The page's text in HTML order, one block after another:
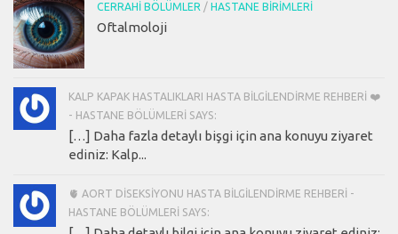
CERRAHI BÖLÜMLER / HASTANE BIRIMLERI
Oftalmoloji
KALP KAPAK HASTALIKLARI HASTA BILGILENDIRME REHBERI ❤️
- HASTANE BÖLÜMLERI SAYS:
[…] Daha fazla detaylı bişgi için ana konuyu ziyaret
ediniz: Kalp...
🫀 AORT DISEKSIYONU HASTA BILGILENDIRME REHBERI -
HASTANE BÖLÜMLERI SAYS: